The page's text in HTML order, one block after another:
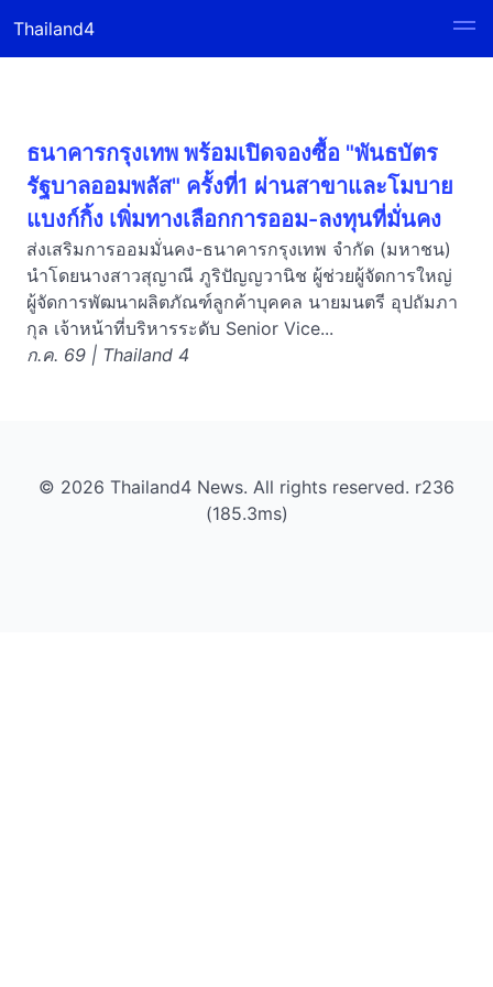
Thailand4
ธนาคารกรุงเทพ พร้อมเปิดจองซื้อ "พันธบัตร
รัฐบาลออมพลัส" ครั้งที่1 ผ่านสาขาและโมบาย
แบงก์กิ้ง เพิ่มทางเลือกการออม-ลงทุนที่มั่นคง
ส่งเสริมการออมมั่นคง-ธนาคารกรุงเทพ จำกัด (มหาชน)
นำโดยนางสาวสุญาณี ภูริปัญญวานิช ผู้ช่วยผู้จัดการใหญ่
ผู้จัดการพัฒนาผลิตภัณฑ์ลูกค้าบุคคล นายมนตรี อุปถัมภา
กุล เจ้าหน้าที่บริหารระดับ Senior Vice...
ก.ค. 69 | Thailand 4
© 2026 Thailand4 News. All rights reserved. r236
(185.3ms)